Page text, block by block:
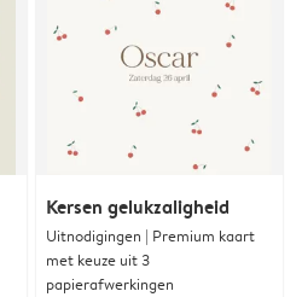
Kersen gelukzaligheid
Uitnodigingen | Premium kaart
met keuze uit 3
papierafwerkingen